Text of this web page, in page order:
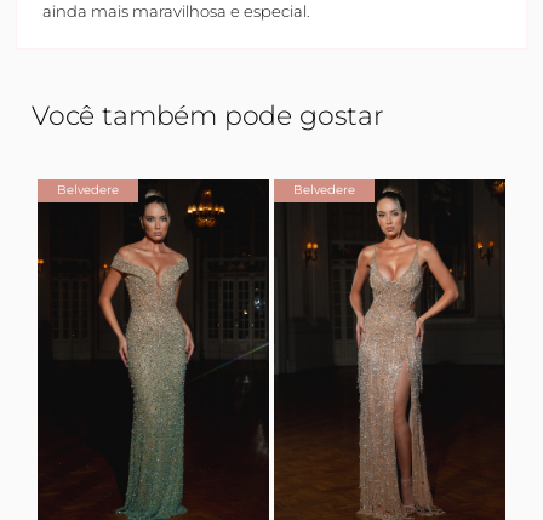
ainda mais maravilhosa e especial.
Você também pode gostar
Belvedere Belvedere